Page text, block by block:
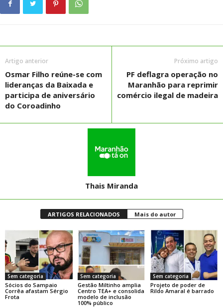
Artigo anterior
Osmar Filho reúne-se com
lideranças da Baixada e
participa de aniversário
do Coroadinho
Próximo artigo
PF deflagra operação no
Maranhão para reprimir
comércio ilegal de madeira
Thais Miranda
ARTIGOS RELACIONADOS Mais do autor
Sem categoria
Sócios do Sampaio
Corrêa afastam Sérgio
Frota
Sem categoria
Gestão Miltinho amplia
Centro TEA+ e consolida
modelo de inclusão
100% público
Sem categoria
Projeto de poder de
Rildo Amaral é barrado